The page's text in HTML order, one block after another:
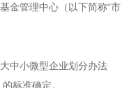
金管理中心（以下简称“市
中小微型企业划分办法
标准确定。